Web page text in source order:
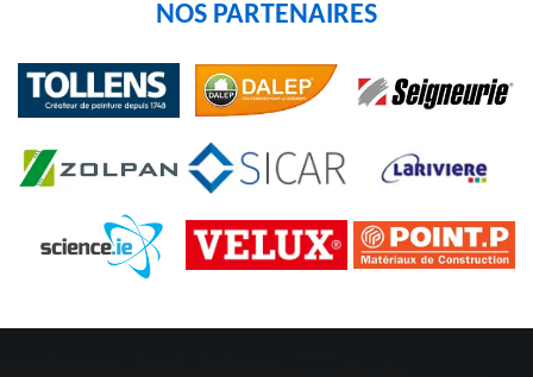
NOS PARTENAIRES